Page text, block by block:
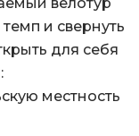
и свернуть
для себя
местность